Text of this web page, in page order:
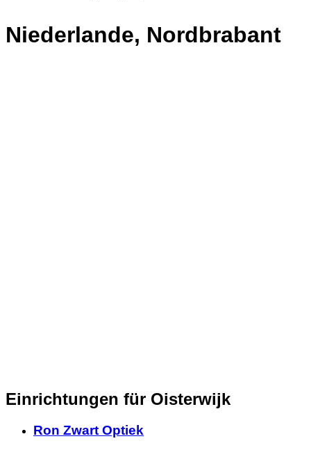
Niederlande, Nordbrabant
Einrichtungen für Oisterwijk
Ron Zwart Optiek